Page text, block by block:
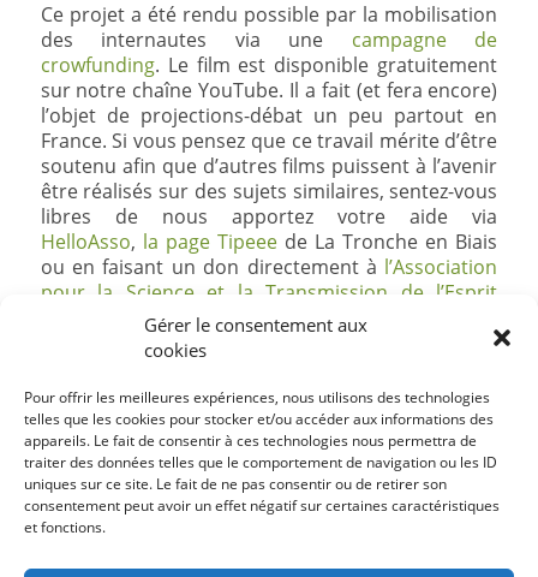
Gérer le consentement aux
cookies
Pour offrir les meilleures expériences, nous utilisons des technologies
telles que les cookies pour stocker et/ou accéder aux informations des
appareils. Le fait de consentir à ces technologies nous permettra de
traiter des données telles que le comportement de navigation ou les ID
uniques sur ce site. Le fait de ne pas consentir ou de retirer son
consentement peut avoir un effet négatif sur certaines caractéristiques
et fonctions.
Ce projet a été rendu possible par la mobilisation
des internautes via une campagne de
crowfunding. Le film est disponible gratuitement
sur notre chaîne YouTube. Il a fait (et fera encore)
l’objet de projections-débat un peu partout en
France. Si vous pensez que ce travail mérite d’être
soutenu afin que d’autres films puissent à l’avenir
être réalisés sur des sujets similaires, sentez-vous
libres de nous apportez votre aide via
HelloAsso, la page Tipeeede La Tronche en Biais
ou en faisant un don directement à l’Association
pour la Science et la Transmission de l’Esprit
qui gère ce projet. Le simple fait de
partager l’existence de ce projet autour de vous